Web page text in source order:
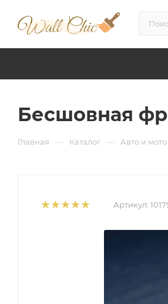
Бесшовная
Главная — Каталог — Авто и мото
Артикул: